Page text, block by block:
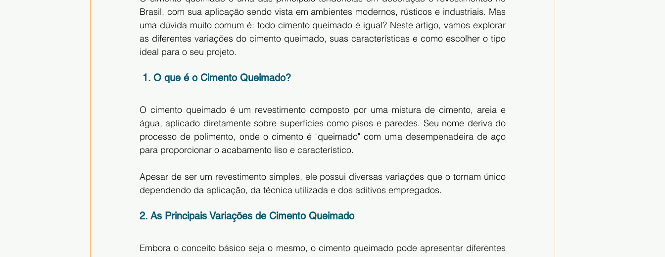
Brasil, com sua aplicação sendo vista em ambientes modernos, rústicos e industriais. Mas
uma dúvida muito comum é: todo cimento queimado é igual? Neste artigo, vamos explorar
as diferentes variações do cimento queimado, suas características e como escolher o tipo
ideal para o seu projeto.
1. O que é o Cimento Queimado?
O cimento queimado é um revestimento composto por uma mistura de cimento, areia e
água, aplicado diretamente sobre superfícies como pisos e paredes. Seu nome deriva do
processo de polimento, onde o cimento é "queimado" com uma desempenadeira de aço
para proporcionar o acabamento liso e característico.
Apesar de ser um revestimento simples, ele possui diversas variações que o tornam único
dependendo da aplicação, da técnica utilizada e dos aditivos empregados.
2. As Principais Variações de Cimento Queimado
Embora o conceito básico seja o mesmo, o cimento queimado pode apresentar diferentes